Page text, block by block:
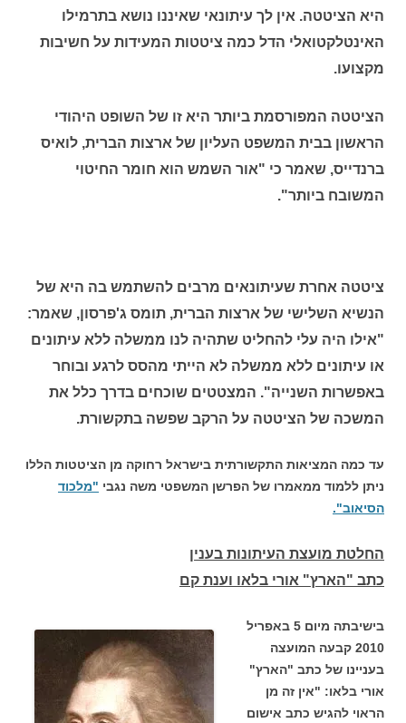
היא הציטטה. אין לך עיתונאי שאיננו נושא בתרמילו
האינטלקטואלי הדל כמה ציטטות המעידות על חשיבות
מקצועו.
הציטטה המפורסמת ביותר היא זו של השופט היהודי
הראשון בבית המשפט העליון של ארצות הברית, לואיס
ברנדייס, שאמר כי "אור השמש הוא חומר החיטוי
המשובח ביותר".
ציטטה אחרת שעיתונאים מרבים להשתמש בה היא של
הנשיא השלישי של ארצות הברית, תומס ג'פרסון, שאמר:
"אילו היה עלי להחליט שתהיה לנו ממשלה ללא עיתונים
או עיתונים ללא ממשלה לא הייתי מהסס לרגע ובוחר
באפשרות השנייה". המצטטים שוכחים בדרך כלל את
המשכה של הציטטה על הרקב שפשה בתקשורת.
עד כמה המציאות התקשורתית בישראל רחוקה מן הציטטות הללו
ניתן ללמוד ממאמרו של הפרשן המשפטי משה נגבי "מלכוד
הסיאוב".
החלטת מועצת העיתונות בענין
כתב "הארץ" אורי בלאו וענת קם
בישיבתה מיום 5 באפריל
2010 קבעה המועצה
בעניינו של כתב "הארץ"
אורי בלאו: "אין זה מן
הראוי להגיש כתב אישום